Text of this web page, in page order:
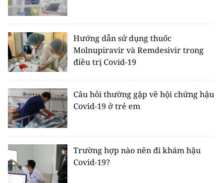
Hướng dẫn sử dụng thuốc
Molnupiravir và Remdesivir trong
điều trị Covid-19
Câu hỏi thường gặp về hội chứng hậu
Covid-19 ở trẻ em
Trường hợp nào nên đi khám hậu
Covid-19?